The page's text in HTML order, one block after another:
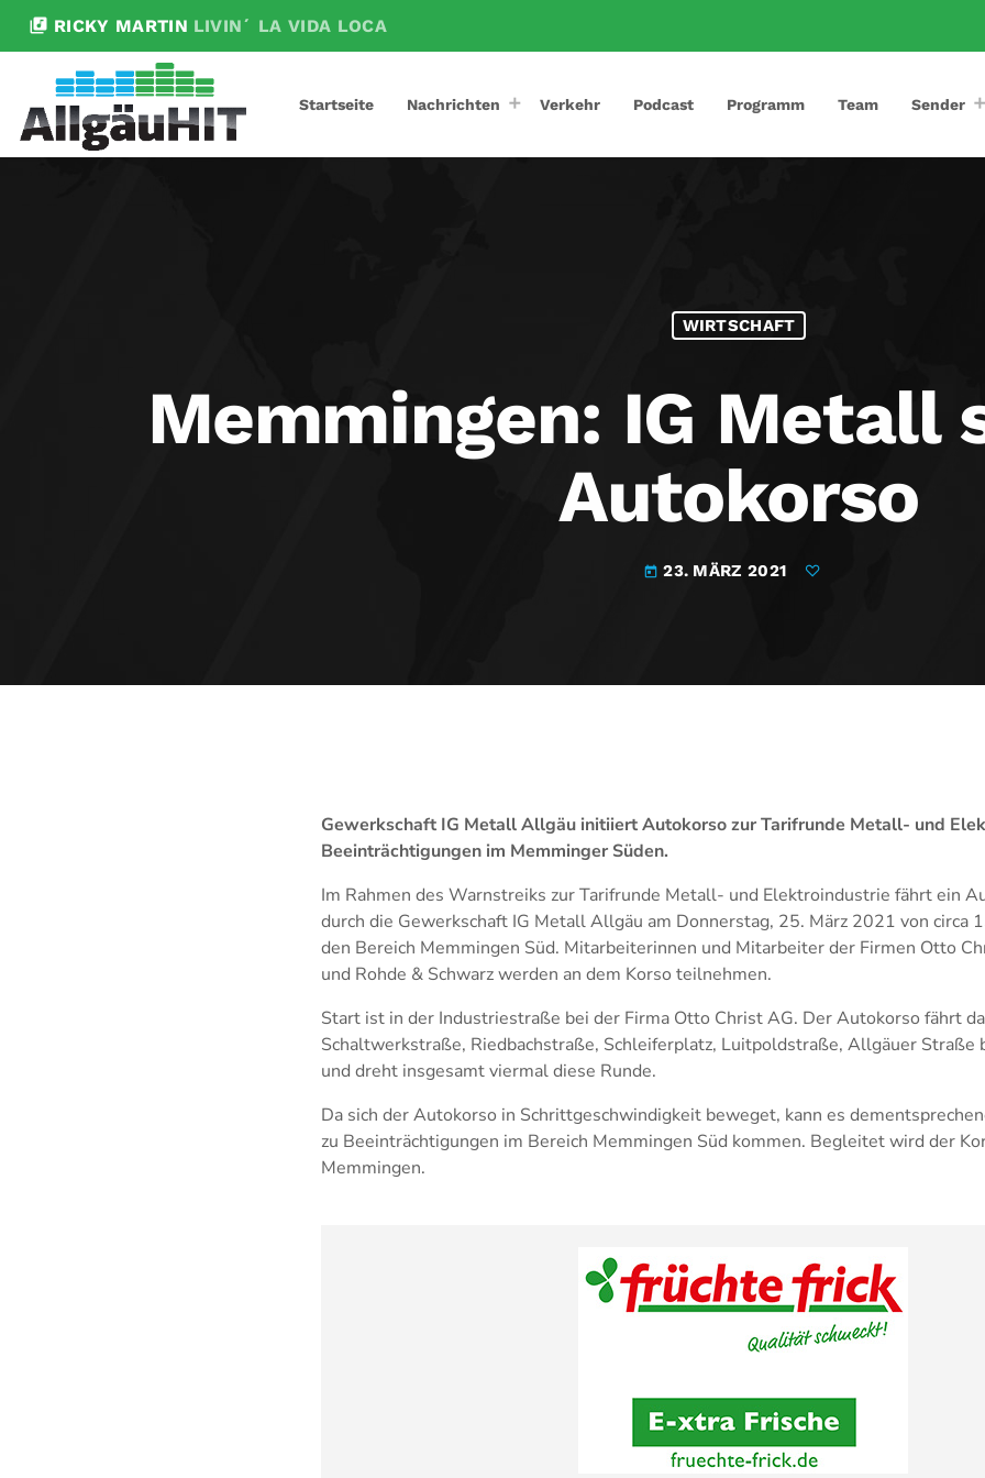
library_music RICKY MARTIN LIVIN´ LA VIDA LOCA
Startseite Nachrichten Verkehr Podcast Programm Team Sender
WIRTSCHAFT
Memmingen: IG Metall
Autokorso
today 23. MÄRZ 2021
Gewerkschaft IG Metall Allgäu initiiert Autokorso zur Tarifrunde Metall- und
Beeinträchtigungen im Memminger Süden.
Im Rahmen des Warnstreiks zur Tarifrunde Metall- und Elektroindustrie fährt ein
durch die Gewerkschaft IG Metall Allgäu am Donnerstag, 25. März 2021 von circa
den Bereich Memmingen Süd. Mitarbeiterinnen und Mitarbeiter der Firmen Otto
und Rohde & Schwarz werden an dem Korso teilnehmen.
Start ist in der Industriestraße bei der Firma Otto Christ AG. Der Autokorso fährt
Schaltwerkstraße, Riedbachstraße, Schleiferplatz, Luitpoldstraße, Allgäuer Straße
und dreht insgesamt viermal diese Runde.
Da sich der Autokorso in Schrittgeschwindigkeit beweget, kann es
zu Beeinträchtigungen im Bereich Memmingen Süd kommen. Begleitet wird der
Memmingen.